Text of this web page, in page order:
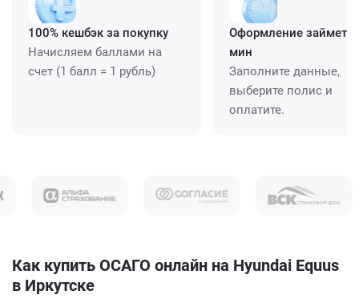
100% кешбэк за покупку
Начисляем баллами на
счет (1 балл = 1 рубль)
Оформление займет
мин
Заполните данные,
выберите полис и
оплатите.
Как купить ОСАГО онлайн на Hyundai Equus
в Иркутске